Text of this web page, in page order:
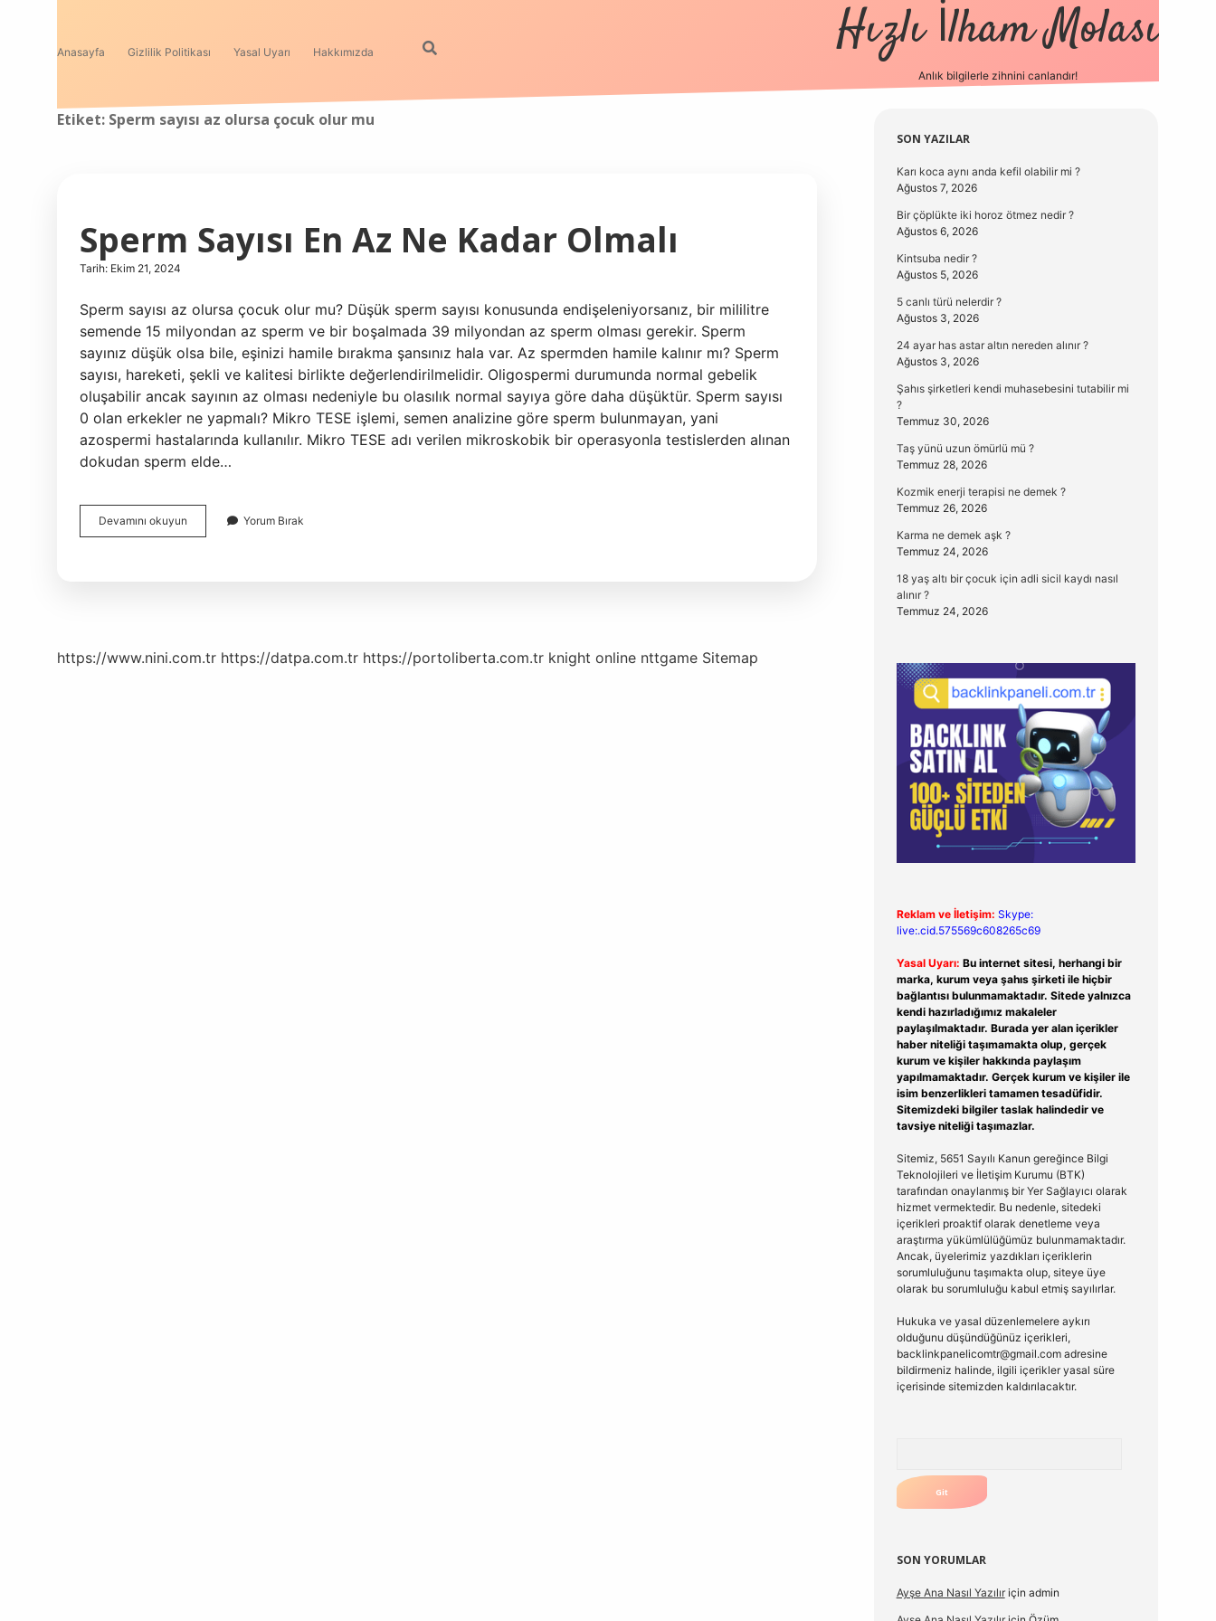
Anasayfa Gizlilik Politikası Yasal Uyarı Hakkımızda Hızlı İlham Molası
Anlık bilgilerle zihnini canlandır!
Etiket: Sperm sayısı az olursa çocuk olur mu
Sperm Sayısı En Az Ne Kadar Olmalı
Tarih: Ekim 21, 2024
Sperm sayısı az olursa çocuk olur mu? Düşük sperm sayısı konusunda endişeleniyorsanız, bir mililitre
semende 15 milyondan az sperm ve bir boşalmada 39 milyondan az sperm olması gerekir. Sperm
sayınız düşük olsa bile, eşinizi hamile bırakma şansınız hala var. Az spermden hamile kalınır mı? Sperm
sayısı, hareketi, şekli ve kalitesi birlikte değerlendirilmelidir. Oligospermi durumunda normal gebelik
oluşabilir ancak sayının az olması nedeniyle bu olasılık normal sayıya göre daha düşüktür. Sperm sayısı
0 olan erkekler ne yapmalı? Mikro TESE işlemi, semen analizine göre sperm bulunmayan, yani
azospermi hastalarında kullanılır. Mikro TESE adı verilen mikroskobik bir operasyonla testislerden alınan
dokudan sperm elde…
Devamını okuyun
Sayısı
Yorum Bırak
https://www.nini.com.tr https://datpa.com.tr https://portoliberta.com.tr knight online nttgame Sitemap
Sidebar
SON YAZILAR
Karı koca aynı anda kefil olabilir mi ?
Ağustos 7, 2026
Bir çöplükte iki horoz ötmez nedir ?
Ağustos 6, 2026
Kintsuba nedir ?
Ağustos 5, 2026
5 canlı türü nelerdir ?
Ağustos 3, 2026
24 ayar has astar altın nereden alınır ?
Ağustos 3, 2026
Şahıs şirketleri kendi muhasebesini tutabilir mi
?
Temmuz 30, 2026
Taş yünü uzun ömürlü mü ?
Temmuz 28, 2026
Kozmik enerji terapisi ne demek ?
Temmuz 26, 2026
Karma ne demek aşk ?
Temmuz 24, 2026
18 yaş altı bir çocuk için adli sicil kaydı nasıl
alınır ?
Temmuz 24, 2026
Reklam ve İletişim: Skype:
live:.cid.575569c608265c69
Yasal Uyarı: Bu internet sitesi, herhangi bir
marka, kurum veya şahıs şirketi ile hiçbir
bağlantısı bulunmamaktadır. Sitede yalnızca
kendi hazırladığımız makaleler
paylaşılmaktadır. Burada yer alan içerikler
haber niteliği taşımamakta olup, gerçek
kurum ve kişiler hakkında paylaşım
yapılmamaktadır. Gerçek kurum ve kişiler ile
isim benzerlikleri tamamen tesadüfidir.
Sitemizdeki bilgiler taslak halindedir ve
tavsiye niteliği taşımazlar.
Sitemiz, 5651 Sayılı Kanun gereğince Bilgi
Teknolojileri ve İletişim Kurumu (BTK)
tarafından onaylanmış bir Yer Sağlayıcı olarak
hizmet vermektedir. Bu nedenle, sitedeki
içerikleri proaktif olarak denetleme veya
araştırma yükümlülüğümüz bulunmamaktadır.
Ancak, üyelerimiz yazdıkları içeriklerin
sorumluluğunu taşımakta olup, siteye üye
olarak bu sorumluluğu kabul etmiş sayılırlar.
Hukuka ve yasal düzenlemelere aykırı
olduğunu düşündüğünüz içerikleri,
backlinkpanelicomtr@gmail.comadresine
bildirmeniz halinde, ilgili içerikler yasal süre
içerisinde sitemizden kaldırılacaktır.
SON YORUMLAR
Ayşe Ana Nasıl Yazılıriçin admin